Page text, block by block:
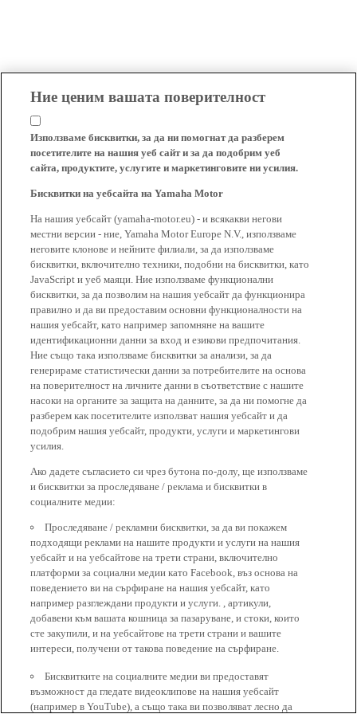
Ние ценим вашата поверителност
Използваме бисквитки, за да ни помогнат да разберем
посетителите на нашия уеб сайт и за да подобрим уеб
сайта, продуктите, услугите и маркетинговите ни усилия.
Бисквитки на уебсайта на Yamaha Motor
На нашия уебсайт (yamaha-motor.eu) - и всякакви негови
местни версии - ние, Yamaha Motor Europe N.V., използваме
неговите клонове и нейните филиали, за да използваме
бисквитки, включително техники, подобни на бисквитки, като
JavaScript и уеб маяци. Ние използваме функционални
бисквитки, за да позволим на нашия уебсайт да функционира
правилно и да ви предоставим основни функционалности на
нашия уебсайт, като например запомняне на вашите
идентификационни данни за вход и езикови предпочитания.
Ние също така използваме бисквитки за анализи, за да
генерираме статистически данни за потребителите на основа
на поверителност на личните данни в съответствие с нашите
насоки на органите за защита на данните, за да ни помогне да
разберем как посетителите използват нашия уебсайт и да
подобрим нашия уебсайт, продукти, услуги и маркетингови
усилия.
Ако дадете съгласието си чрез бутона по-долу, ще използваме
и бисквитки за проследяване / реклама и бисквитки в
социалните медии:
Проследяване / рекламни бисквитки, за да ви покажем
подходящи реклами на нашите продукти и услуги на нашия
уебсайт и на уебсайтове на трети страни, включително
платформи за социални медии като Facebook, въз основа на
поведението ви на сърфиране на нашия уебсайт, като
например разглеждани продукти и услуги. , артикули,
добавени към вашата кошница за пазаруване, и стоки, които
сте закупили, и на уебсайтове на трети страни и вашите
интереси, получени от такова поведение на сърфиране.
Бисквитките на социалните медии ви предоставят
възможност да гледате видеоклипове на нашия уебсайт
(например в YouTube), а също така ви позволяват лесно да